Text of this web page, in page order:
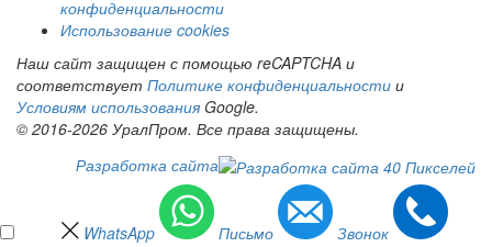
конфиденциальности
Использование cookies
Наш сайт защищен с помощью reCAPTCHA и
соответствует Политике конфиденциальности и
Условиям использования Google.
© 2016-2026 УралПром. Все права защищены.
Разработка сайта
WhatsApp Письмо
Звонок